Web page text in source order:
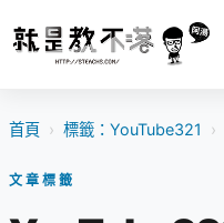
首頁 › 標籤：YouTube321 ›
文章標籤